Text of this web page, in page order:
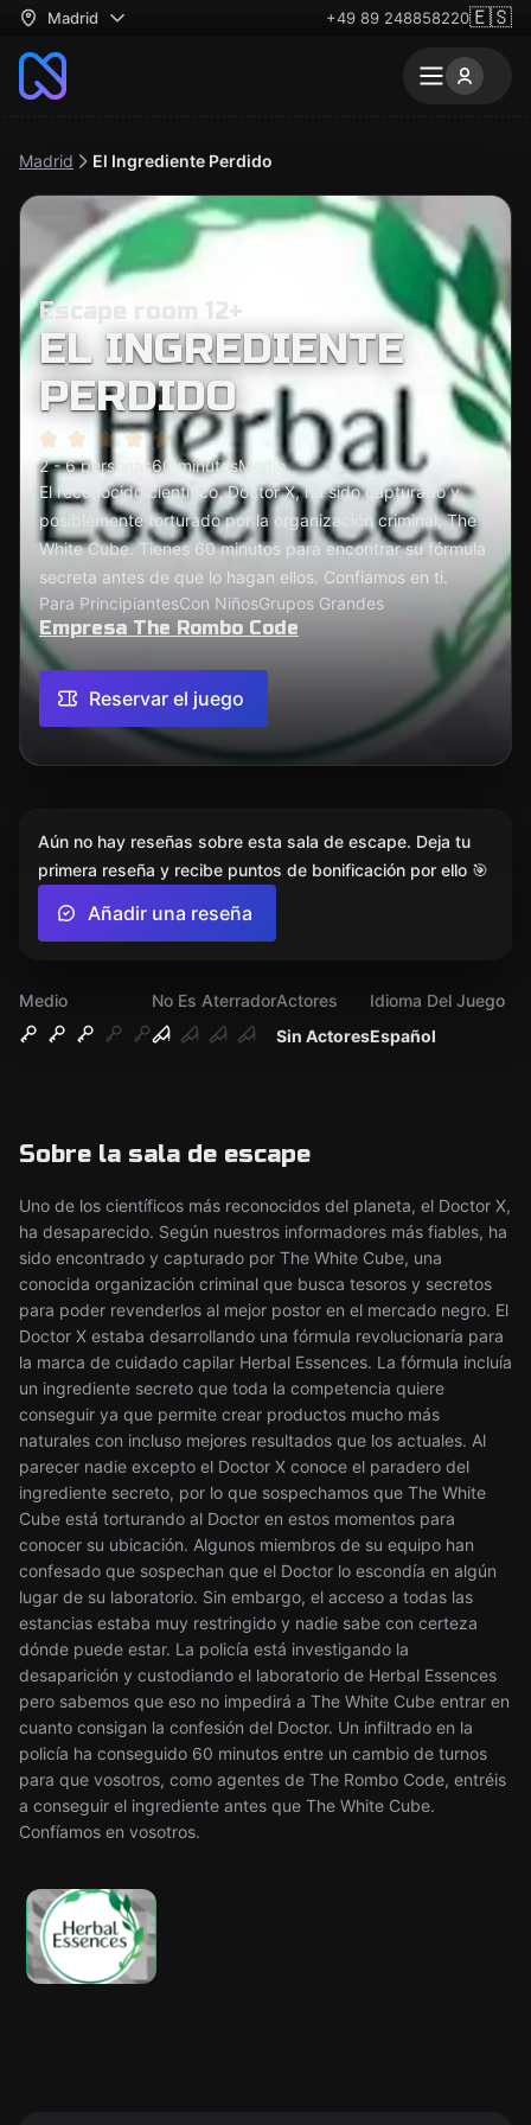
Madrid +49 89 248858220🇪🇸
Madrid El Ingrediente Perdido
Escape room 12+
EL INGREDIENTE
PERDIDO
2 - 6 personas60 minutosMedio
El reconocido científico, Doctor X, ha sido capturado y
posiblemente torturado por la organización criminal, The
White Cube. Tienes 60 minutos para encontrar su fórmula
secreta antes de que lo hagan ellos. Confiamos en ti.
Para PrincipiantesCon NiñosGrupos Grandes
Empresa The Rombo Code
Reservar el juego
Medio
No Es Aterrador
Sin Actores
Actores
Español
Idioma Del Juego
Sobre la sala de escape
Uno de los científicos más reconocidos del planeta, el Doctor X,
ha desaparecido. Según nuestros informadores más fiables, ha
sido encontrado y capturado por The White Cube, una
conocida organización criminal que busca tesoros y secretos
para poder revenderlos al mejor postor en el mercado negro. El
Doctor X estaba desarrollando una fórmula revolucionaría para
la marca de cuidado capilar Herbal Essences. La fórmula incluía
un ingrediente secreto que toda la competencia quiere
conseguir ya que permite crear productos mucho más
naturales con incluso mejores resultados que los actuales. Al
parecer nadie excepto el Doctor X conoce el paradero del
ingrediente secreto, por lo que sospechamos que The White
Cube está torturando al Doctor en estos momentos para
conocer su ubicación. Algunos miembros de su equipo han
confesado que sospechan que el Doctor lo escondía en algún
lugar de su laboratorio. Sin embargo, el acceso a todas las
estancias estaba muy restringido y nadie sabe con certeza
dónde puede estar. La policía está investigando la
desaparición y custodiando el laboratorio de Herbal Essences
pero sabemos que eso no impedirá a The White Cube entrar en
cuanto consigan la confesión del Doctor. Un infiltrado en la
policía ha conseguido 60 minutos entre un cambio de turnos
para que vosotros, como agentes de The Rombo Code, entréis
a conseguir el ingrediente antes que The White Cube.
Confíamos en vosotros.
Aún no hay reseñas sobre esta sala de escape. Deja tu
primera reseña y recibe puntos de bonificación por ello 🎯
Añadir una reseña